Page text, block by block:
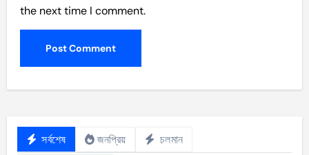
the next time I comment.
সর্বশেষ জনপ্রিয় চলমান